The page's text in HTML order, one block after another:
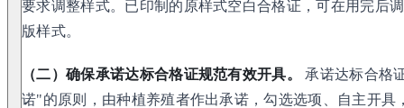
要求调整样式。已印制的原样式空白合格证，可在用完后
版样式。
（二）确保承诺达标合格证规范有效开具。
承诺达标合格
诺"的原则，由种植养殖者作出承诺，勾选选项、自主开具